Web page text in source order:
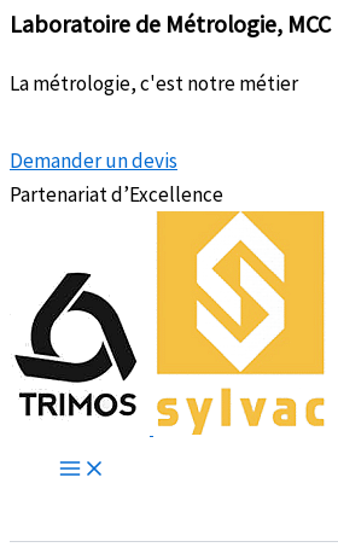
Laboratoire de Métrologie, MCC
La métrologie, c'est notre métier
Demander un devis
Partenariat d’Excellence